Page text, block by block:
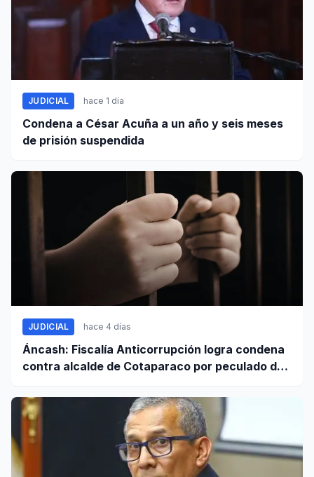
JUDICIAL hace 1 día
Condena a César Acuña a un año y seis meses
de prisión suspendida
JUDICIAL hace 4 días
Áncash: Fiscalía Anticorrupción logra condena
contra alcalde de Cotaparaco por peculado de